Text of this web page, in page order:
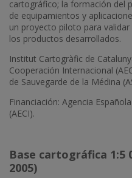
cartográfico; la formación del
de equipamientos y
un proyecto piloto para
los productos desarrollados.
Institut Cartogràfic de
Cooperación Internacional
de Sauvegarde de la Médina
Financiación: Agencia
(AECI).
Base cartográfica 1:5
2005)